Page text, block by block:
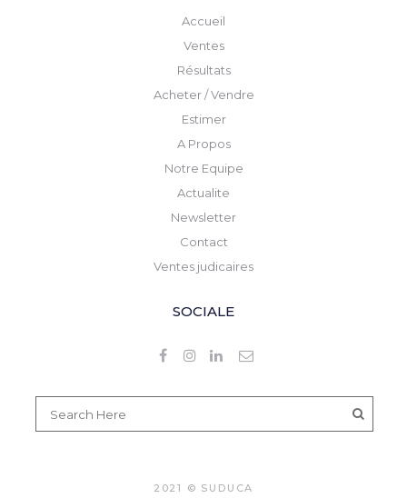
Accueil
Ventes
Résultats
Acheter / Vendre
Estimer
A Propos
Notre Equipe
Actualite
Newsletter
Contact
Ventes judicaires
SOCIALE
2021 © SUDUCA